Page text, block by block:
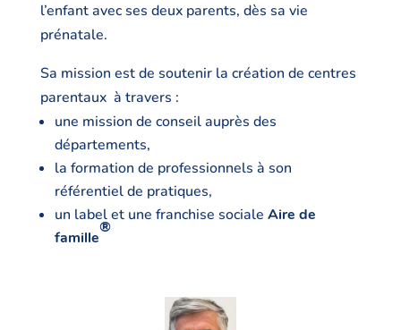
l’enfant avec ses deux parents, dès sa vie
prénatale.
Sa mission est de soutenir la création de centres
parentaux à travers :
une mission de conseil auprès des
départements,
la formation de professionnels à son
référentiel de pratiques,
un label et une franchise sociale Aire de
famille
®